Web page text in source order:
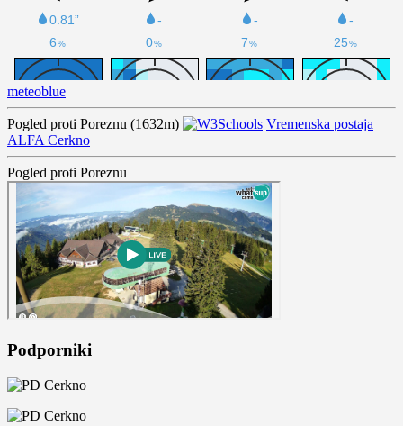
meteoblue
Pogled proti Poreznu (1632m)
Vremenska postaja
ALFA Cerkno
Pogled proti Poreznu
Podporniki